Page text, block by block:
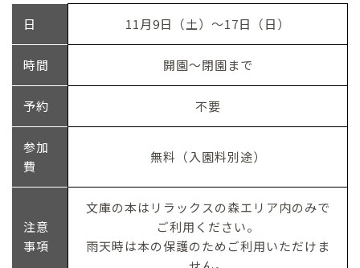
日 11月9日（土）～17日（日）
時間 開園～閉園まで
予約 不要
参加
費
無料（入園料別途）
注意
事項
文庫の本はリラックスの森エリア内のみで
ご利用ください。
雨天時は本の保護のためご利用いただけま